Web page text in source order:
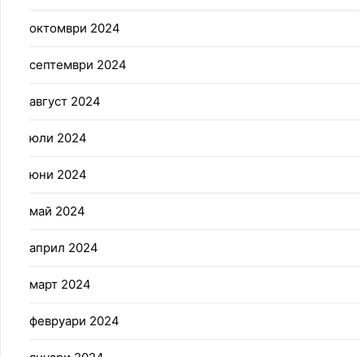
октомври 2024
септември 2024
август 2024
юли 2024
юни 2024
май 2024
април 2024
март 2024
февруари 2024